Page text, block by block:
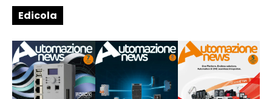
Edicola